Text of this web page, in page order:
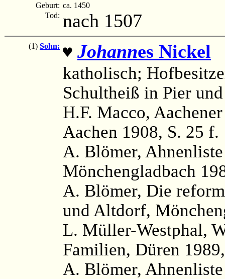
Geburt: ca. 1450
Tod: nach 1507
(1) Sohn: ♥ Johannes Nickel
katholisch;
Schultheiß in Pier
H.F. Macco,
Aachen 1908, S. 25 f.
A. Blömer,
Mönchengladbach
A. Blömer, Die
und Altdorf,
L. Müller-Westphal,
Familien, Düren
A. Blömer,